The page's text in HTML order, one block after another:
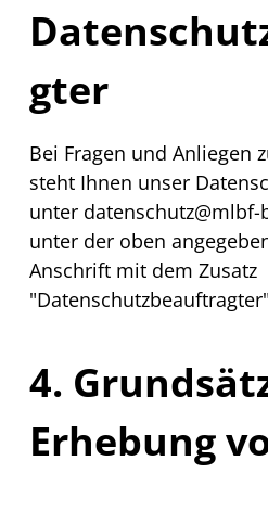
gter
Bei Fragen und Anliegen
steht Ihnen unser
unter
unter der oben
Anschrift mit dem Zusatz
4.
Erhebung